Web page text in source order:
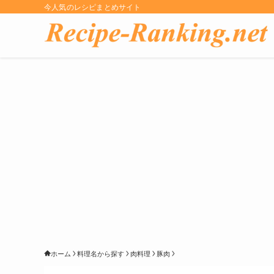
今人気のレシピまとめサイト
ホーム 料理名から探す 肉料理 豚肉